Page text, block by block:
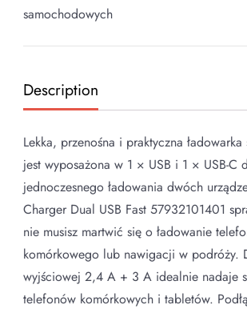
samochodowych
Description
Lekka, przenośna i praktyczna
jest wyposażona w 1 × USB i 1 × USB-C
jednoczesnego ładowania dwóch
Charger Dual USB Fast 57932101401
nie musisz martwić się o ładowanie
komórkowego lub nawigacji w podróży.
wyjściowej 2,4 A + 3 A idealnie nadaje
telefonów komórkowych i tabletów.